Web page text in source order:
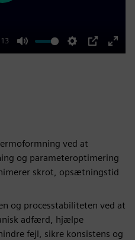
Mute Settings
PIP
Enter
ved at
og parameteroptimering
skrot, opsætningstid
og processtabiliteten ved at
adfærd, hjælpe
fejl, sikre konsistens og